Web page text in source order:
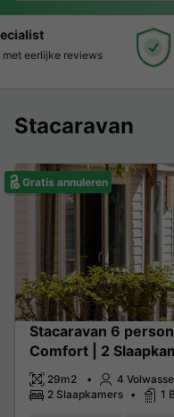
Boek eenvoudig
Duidelijke prijzen,
Stacaravan
Gratis annuleren
Stacaravan 6
Comfort | 2
terras |
29m2 4
2 Slaapkamers
1